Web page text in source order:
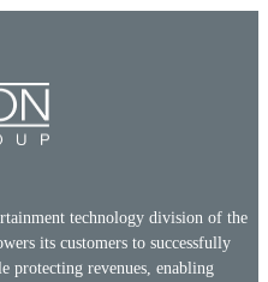
technology division of the
its customers to successfully
protecting revenues, enabling